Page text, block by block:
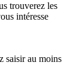
trouverez les
intéresse
saisir au moins